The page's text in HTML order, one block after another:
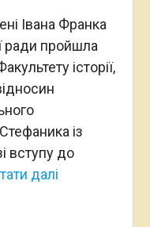
Івана Франка
ради пройшла
історії,
із
вступу до
далі